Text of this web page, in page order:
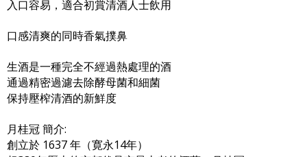
入口容易，適合初賞清酒人士飲用
口感清爽的同時香氣撲鼻
生酒是一種完全不經過熱處理的酒
通過精密過濾去除酵母菌和細菌
保持壓榨清酒的新鮮度
月桂冠 簡介:
創立於 1637 年（寛永14年）